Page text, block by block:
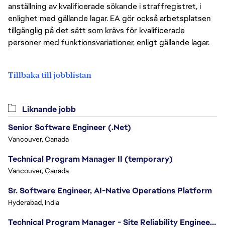
anställning av kvalificerade sökande i straffregistret, i
enlighet med gällande lagar. EA gör också arbetsplatsen
tillgänglig på det sätt som krävs för kvalificerade
personer med funktionsvariationer, enligt gällande lagar.
Tillbaka till jobblistan
Liknande jobb
Senior Software Engineer (.Net)
Vancouver, Canada
Technical Program Manager II (temporary)
Vancouver, Canada
Sr. Software Engineer, AI-Native Operations Platform
Hyderabad, India
Technical Program Manager - Site Reliability Engineering (SRE)